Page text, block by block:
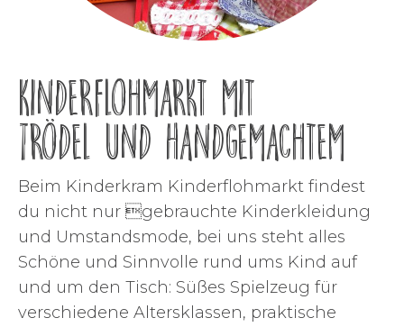
Kinderflohmarkt mit
Trödel und Handgemachtem
Beim Kinderkram Kinderflohmarkt findest
du nicht nur gebrauchte Kinderkleidung
und Umstandsmode, bei uns steht alles
Schöne und Sinnvolle rund ums Kind auf
und um den Tisch: Süßes Spielzeug für
verschiedene Altersklassen, praktische